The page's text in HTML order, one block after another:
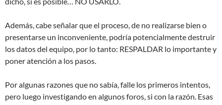
Además, cabe señalar que el proceso, de no realizarse bien o
presentarse un inconveniente, podría potencialmente destruir
los datos del equipo, por lo tanto: RESPALDAR lo importante y
poner atención a los pasos.
Por algunas razones que no sabía, falle los primeros intentos,
pero luego investigando en algunos foros, si con la razón. Esas